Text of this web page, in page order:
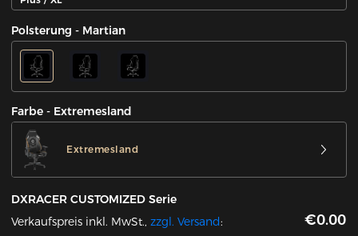
Polsterung - Martian
Farbe - Extremesland
Extremesland
DXRACER CUSTOMIZED Serie
Verkaufspreis inkl. MwSt.,zzgl. Versand: €0.00